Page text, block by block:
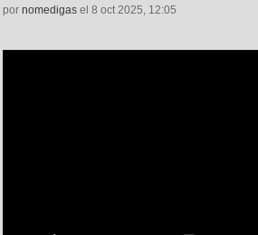
por nomedigas el 8 oct 2025, 12:05